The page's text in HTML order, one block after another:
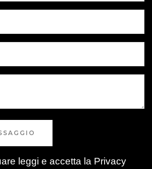
leggi e accetta la Privacy